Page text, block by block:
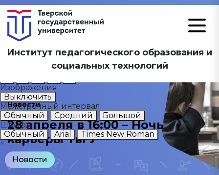
Размер шрифта
Цветовая схема
Изображения
Выключить
Межстрочный интервал
Обычный
Средний
Большой
Шрифт
Обычный
Arial
Times New Roman
×
Институт педагогического образования и
социальных технологий
Новости
28 апреля в 16:00 – Ночь
карьеры ТвГУ
Новости